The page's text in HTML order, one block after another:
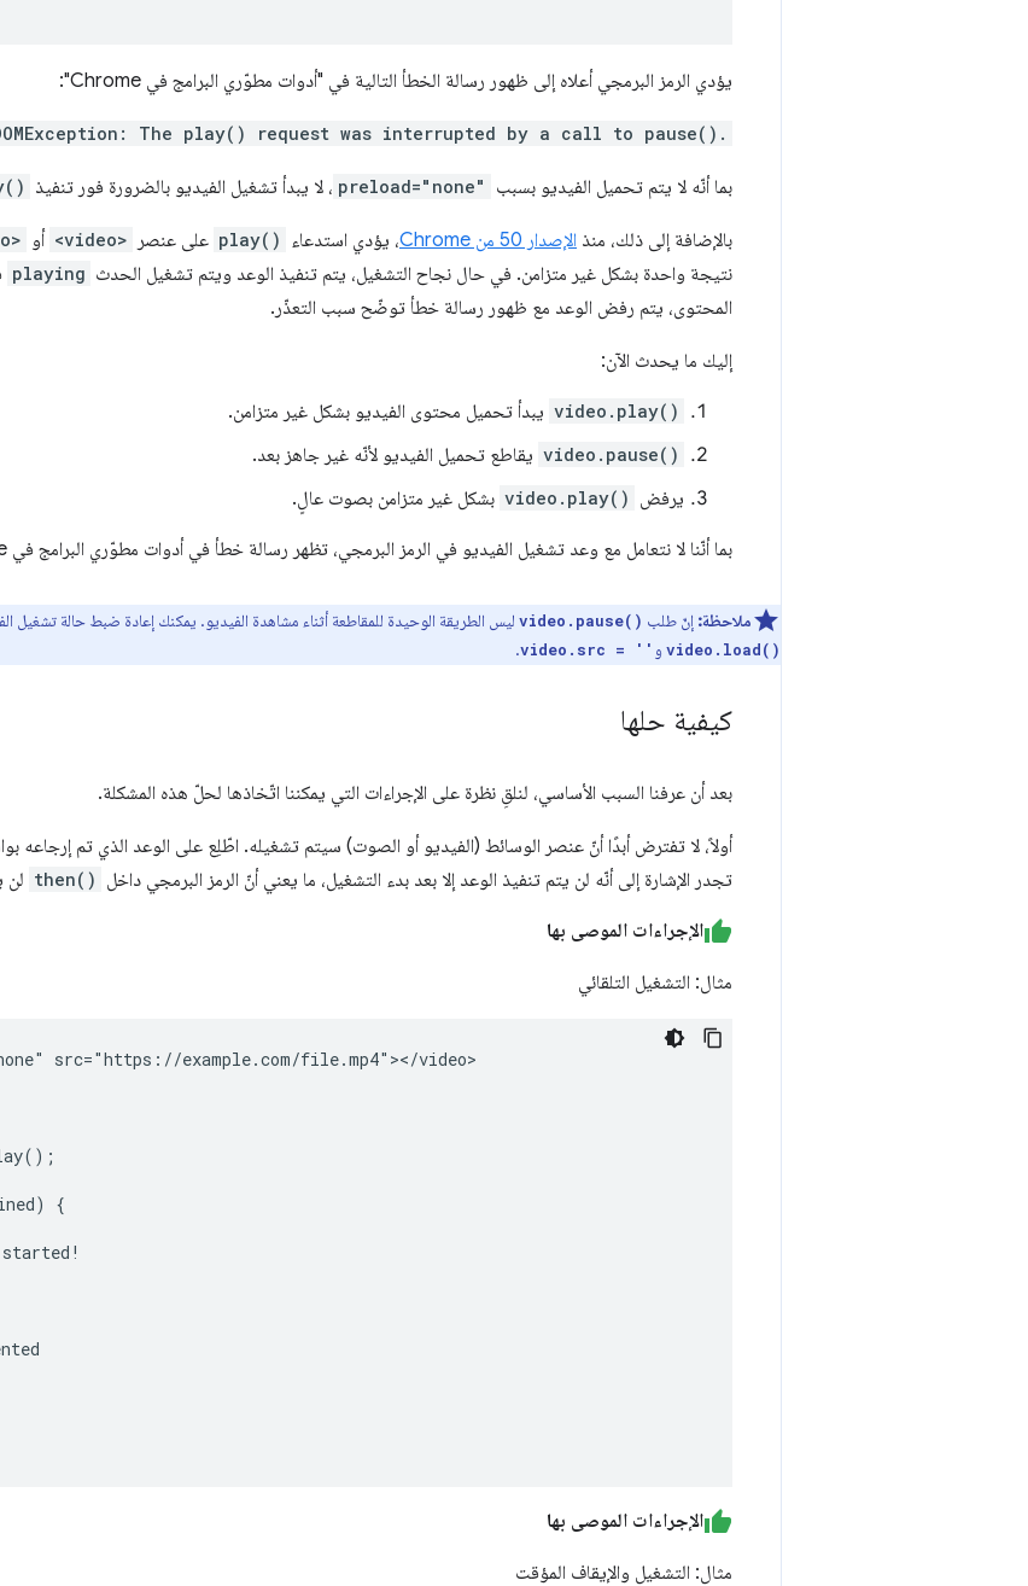
يؤدي الرمز البرمجي أعلاه إلى ظهور رسالة الخطأ التالية في "أدوات مطوّري البرامج في Chrome":
The play() request was interrupted by a call to pause().
بما أنّه لا يتم تحميل الفيديو بسبب preload="none" ، لا يبدأ تشغيل الفيديو بالضرورة فور تنفيذ
بالإضافة إلى ذلك، منذ الإصدار 50 من Chrome ، يؤدي استدعاء play() على عنصر <video> أو
نتيجة واحدة بشكل غير متزامن. في حال نجاح التشغيل، يتم تنفيذ الوعد ويتم تشغيل الحدث playing
المحتوى، يتم رفض الوعد مع ظهور رسالة خطأ توضّح سبب التعذّر.
إليك ما يحدث الآن:
video.play() يبدأ تحميل محتوى الفيديو بشكل غير متزامن.
video.pause() يقاطع تحميل الفيديو لأنّه غير جاهز بعد.
يرفض video.play() بشكل غير متزامن بصوت عالٍ.
بما أنّنا لا نتعامل مع وعد تشغيل الفيديو في الرمز البرمجي، تظهر رسالة خطأ في أدوات مطوّري البرامج في Chrome.
ملاحظة: إنّ طلب video.pause() ليس الطريقة الوحيدة للمقاطعة أثناء مشاهدة الفيديو. يمكنك إعادة ضبط حالة تشغيل
video.load() و video.src = ''
.
كيفية حلها
بعد أن عرفنا السبب الأساسي، لنلقِ نظرة على الإجراءات التي يمكننا اتّخاذها لحلّ هذه المشكلة.
أولاً، لا تفترض أبدًا أنّ عنصر الوسائط (الفيديو أو الصوت) سيتم تشغيله. اطّلِع على الوعد الذي تم إرجاعه
تجدر الإشارة إلى أنّه لن يتم تنفيذ الوعد إلا بعد بدء التشغيل، ما يعني أنّ الرمز البرمجي داخل then() لن
الإجراءات الموصى بها
مثال: التشغيل التلقائي
src="https://example.com/file.mp4"></video>
{
الإجراءات الموصى بها
مثال: التشغيل والإيقاف المؤقت